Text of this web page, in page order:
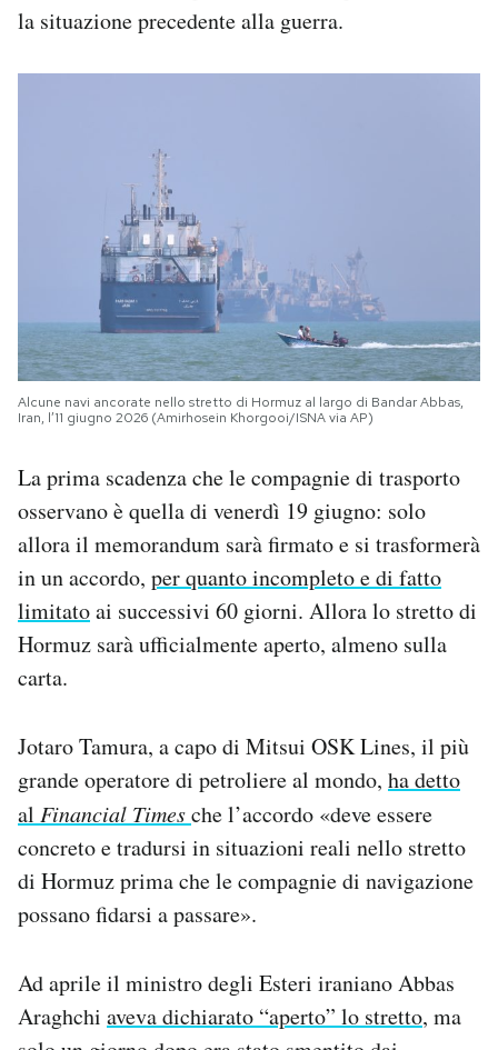
la situazione precedente alla guerra.
Alcune navi ancorate nello stretto di Hormuz al largo di Bandar Abbas,
Iran, l’11 giugno 2026 (Amirhosein Khorgooi/ISNA via AP)
La prima scadenza che le compagnie di trasporto
osservano è quella di venerdì 19 giugno: solo
allora il memorandum sarà firmato e si trasformerà
in un accordo, per quanto incompleto e di fatto
limitatoai successivi 60 giorni. Allora lo stretto di
Hormuz sarà ufficialmente aperto, almeno sulla
carta.
Jotaro Tamura, a capo di Mitsui OSK Lines, il più
grande operatore di petroliere al mondo, ha detto
al Financial Timesche l’accordo «deve essere
concreto e tradursi in situazioni reali nello stretto
di Hormuz prima che le compagnie di navigazione
possano fidarsi a passare».
Ad aprile il ministro degli Esteri iraniano Abbas
Araghchi aveva dichiarato “aperto” lo stretto, ma